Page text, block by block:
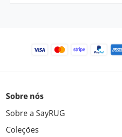
Sobre nós
Sobre a SayRUG
Coleções